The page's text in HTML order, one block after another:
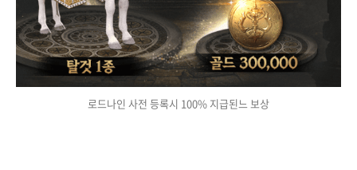
로드나인 사전 등록시 100% 지급된느 보상